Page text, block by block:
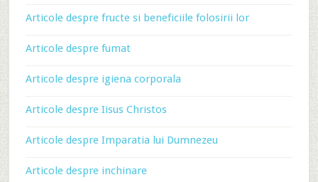
Articole despre fructe si beneficiile folosirii lor
Articole despre fumat
Articole despre igiena corporala
Articole despre Iisus Christos
Articole despre Imparatia lui Dumnezeu
Articole despre inchinare